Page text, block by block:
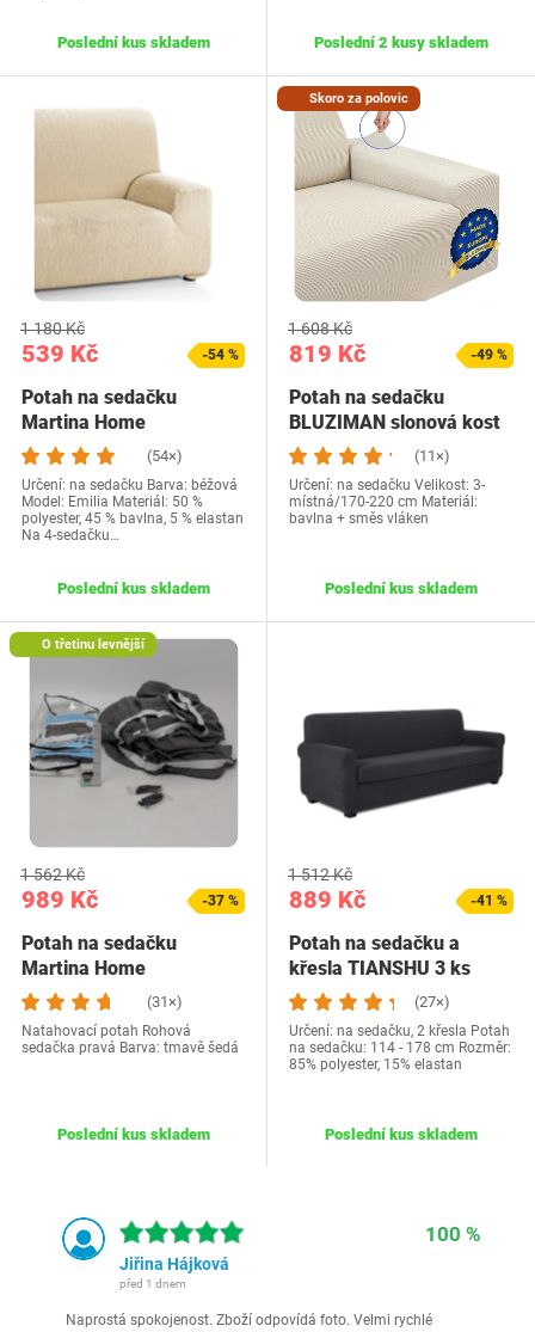
Poslední kus skladem Poslední 2 kusy skladem
539 Kč
1 180 Kč
-54 %
Potah na sedačku
Martina Home
08435520836402
(54×)
Určení: na sedačku Barva: béžová
Model: Emilia Materiál: 50 %
polyester, 45 % bavlna, 5 % elastan
Na 4-sedačku…
Poslední kus skladem
Skoro za polovic
819 Kč
1 608 Kč
-49 %
Potah na sedačku
BLUZIMAN slonová kost
3-m
(11×)
Určení: na sedačku Velikost: 3-
místná/170-220 cm Materiál:
bavlna + směs vláken
Poslední kus skladem
O třetinu levnější
989 Kč
1 562 Kč
-37 %
Potah na sedačku
Martina Home
(31×)
Natahovací potah Rohová
sedačka pravá Barva: tmavě šedá
Poslední kus skladem
889 Kč
1 512 Kč
-41 %
Potah na sedačku a
křesla TIANSHU 3 ks
(27×)
Určení: na sedačku, 2 křesla Potah
na sedačku: 114 - 178 cm Rozměr:
85% polyester, 15% elastan
Poslední kus skladem
100 %
Jiřina Hájková
před 1 dnem
Naprostá spokojenost. Zboží odpovídá foto. Velmi rychlé